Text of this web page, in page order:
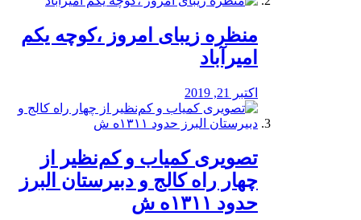
منظره‌‌ زیبای امروز ،کوچه یکم
امیرآباد
اکتبر 21, 2019
️تصویری کمیاب و کم‌نظیر از
چهار راه كالج و دبيرستان البرز
حدود ۱۳۱۱ه ش